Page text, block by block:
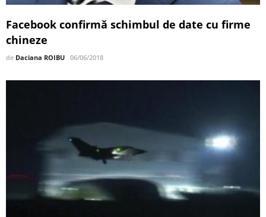
Facebook confirmă schimbul de date cu firme
chineze
de Daciana ROIBU 06/06/2018